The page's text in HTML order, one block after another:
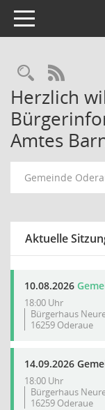
Toggle navigation
RSS-
Herzlich
Amtes
Gemeinde
Aktuelle
10.08.2026
18:00 Uhr
Bürgerhaus
16259 Oderaue
14.09.2026
18:00 Uhr
Bürgerhaus
16259 Oderaue